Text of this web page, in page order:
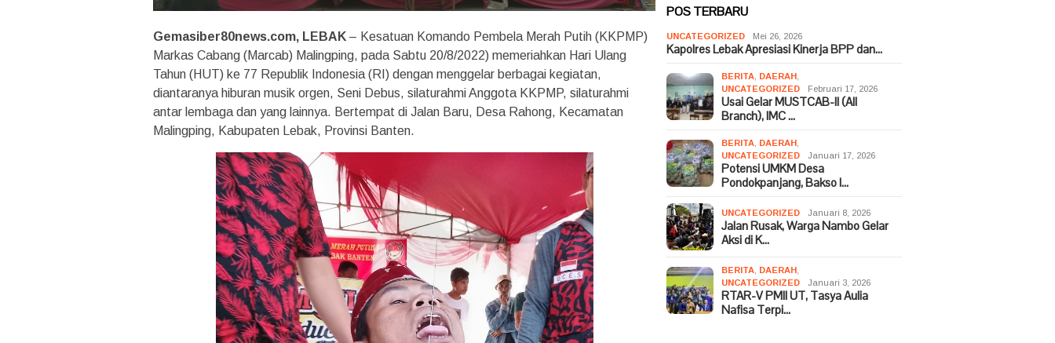
Gemasiber80news.com, LEBAK – Kesatuan Komando Pembela Merah Putih (KKPMP)
Markas Cabang (Marcab) Malingping, pada Sabtu 20/8/2022) memeriahkan Hari Ulang
Tahun (HUT) ke 77 Republik Indonesia (RI) dengan menggelar berbagai kegiatan,
diantaranya hiburan musik orgen, Seni Debus, silaturahmi Anggota KKPMP, silaturahmi
antar lembaga dan yang lainnya. Bertempat di Jalan Baru, Desa Rahong, Kecamatan
Malingping, Kabupaten Lebak, Provinsi Banten.
POS TERBARU
UNCATEGORIZED Mei 26, 2026
Kapolres Lebak Apresiasi Kinerja BPP dan…
BERITA DAERAH
UNCATEGORIZED
Februari 17, 2026
Usai Gelar MUSTCAB-II (All
Branch), IMC …
BERITA DAERAH
UNCATEGORIZED
Januari 17, 2026
Potensi UMKM Desa
Pondokpanjang, Bakso I…
UNCATEGORIZED Januari 8, 2026
Jalan Rusak, Warga Nambo Gelar
Aksi di K…
BERITA DAERAH
UNCATEGORIZED
Januari 3, 2026
RTAR-V PMII UT, Tasya Aulia
Nafisa Terpi…